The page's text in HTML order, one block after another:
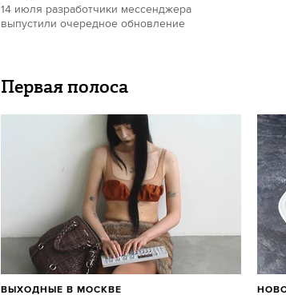
14 июля разработчики мессенджера
выпустили очередное обновление
Первая полоса
ВЫХОДНЫЕ В МОСКВЕ